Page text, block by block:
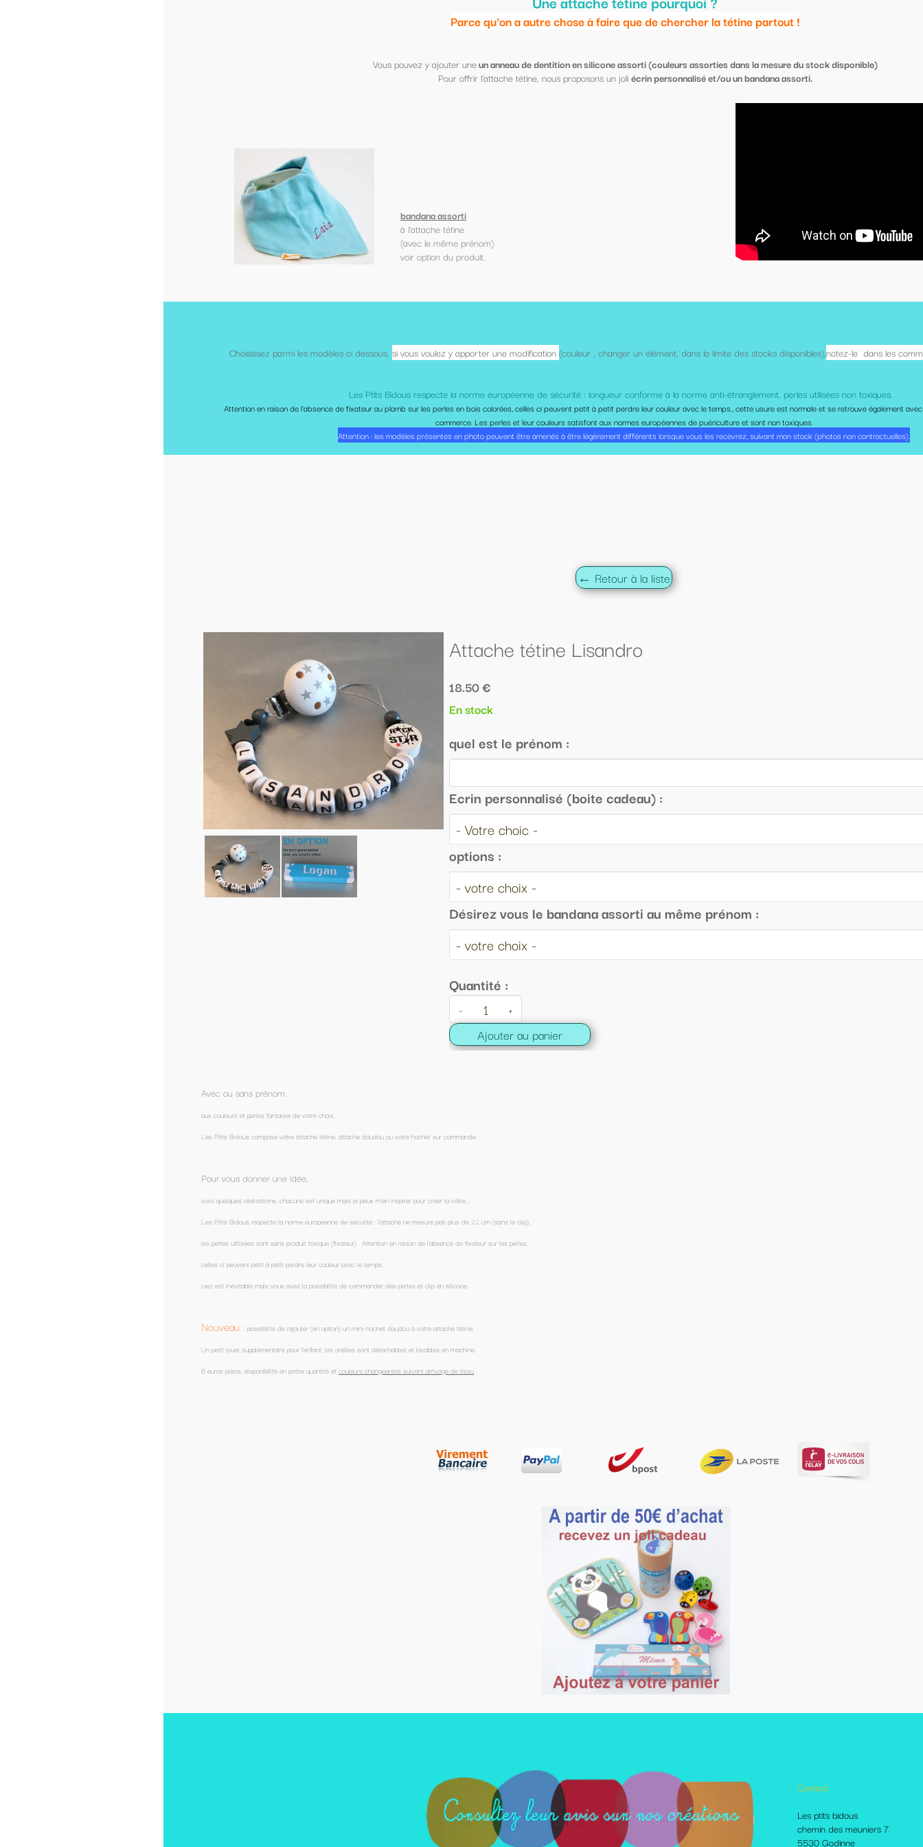
Les ptits bidous
chemin des meuniers 7
5530 Godinne
Autres pages disponibles
Foire aux questions
Le Blog
Les livraisons et paiement
Parce qu'on a autre chose à faire que de chercher la tétine partout !
un anneau de dentition en silicone assorti (couleurs assorties dans la mesure du stock disponible)
Pour offrir l'attache tétine, nous proposons un joliécrin personnalisé et/ou un bandana assorti.
si vous voulez y apporter une modification(couleur , changer un élément, dans la limite des stocks disponibles),notez-le dans les commentaires de votre panier.
Les Ptits Bidous respecte la norme européenne de sécurité : longueur conforme à la norme anti-étranglement, perles utilisées non toxiques.
Attention en raison de l'absence de fixateur au plomb sur les perles en bois colorées, celles ci peuvent petit à petit perdre leur couleur avec le temps., cette usure est normale et se retrouve également avec les attaches vendues dans le
commerce. Les perles et leur couleurs satisfont aux normes européennes de puériculture et sont non toxiques.
Attention : les modèles présentés en photo peuvent être amenés à être légèrement différents lorsque vous les recevrez, suivant mon stock (photos non contractuelles).
bandana assorti
à l'attache tétine
(avec le même prénom)
voir option du produit.
Attache tétine Lisandro
18.50 €
En stock
quel est le prénom :
Ecrin personnalisé (boite cadeau) :
options :
Désirez vous le bandana assorti au même prénom :
Les Ptits Bidous compose votre attache tétine, attache doudou ou votre hochet sur commande.
voici quelques réalisations, chacune est unique mais je peux m'en inspirer pour créer la vôtre...
Les Ptits Bidous respecte la norme européenne de sécurité : l'attache ne mesure pas plus de 22 cm (sans le clip),
les perles utilisées sont sans produit toxique (fixateur). Attention en raison de l'absence de fixateur sur les perles,
celles ci peuvent petit à petit perdre leur couleur avec le temps,
ceci est inévitable mais vous avez la possibilité de commander des perles et clip en silicone.
possibilité de rajouter (en option) un mini-hochet doudou à votre attache tétine.
Un petit jouet supplémentaire pour l'enfant, les oreilles sont détachables et lavables en machine.
couleurs changeantes suivant arrivage de tissu.